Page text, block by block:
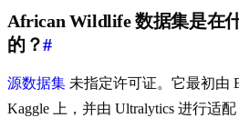
African Wildlife 数据集是在
的？#
源数据集 未指定许可证。它最初由
Kaggle 上，并由 Ultralytics 进行适